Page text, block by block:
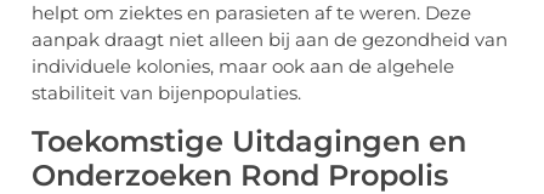
helpt om ziektes en parasieten af te weren. Deze
aanpak draagt niet alleen bij aan de gezondheid van
individuele kolonies, maar ook aan de algehele
stabiliteit van bijenpopulaties.
Toekomstige Uitdagingen en
Onderzoeken Rond Propolis